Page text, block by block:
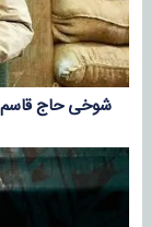
شوخی حاج